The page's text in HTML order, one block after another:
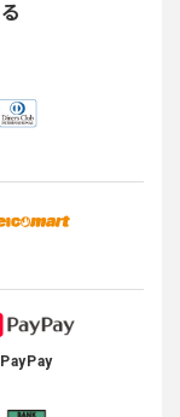
PayPay